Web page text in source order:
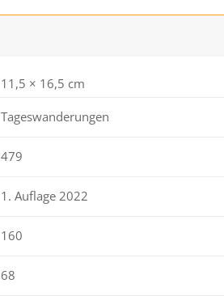
11,5 × 16,5 cm
Tageswanderungen
479
1. Auflage 2022
160
68